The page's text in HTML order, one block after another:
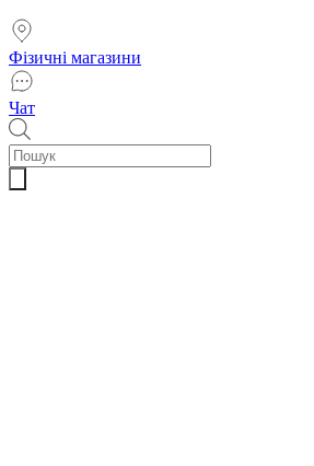
Фізичні магазини
Чат
Пошук
товарів